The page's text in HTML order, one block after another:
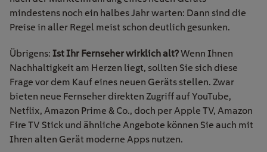
mindestens noch ein halbes Jahr warten: Dann sind die
Preise in aller Regel meist schon deutlich gesunken.
Übrigens: Ist Ihr Fernseher wirklich alt?Wenn Ihnen
Nachhaltigkeit am Herzen liegt, sollten Sie sich diese
Frage vor dem Kauf eines neuen Geräts stellen. Zwar
bieten neue Fernseher direkten Zugriff auf YouTube,
Netflix, Amazon Prime & Co., doch per Apple TV, Amazon
Fire TV Stick und ähnliche Angebote können Sie auch mit
Ihren alten Gerät moderne Apps nutzen.